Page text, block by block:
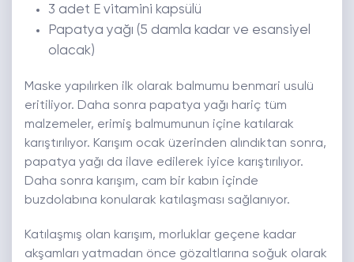
3 adet E vitamini kapsülü
Papatya yağı (5 damla kadar ve esansiyel
olacak)
Maske yapılırken ilk olarak balmumu benmari usulü
eritiliyor. Daha sonra papatya yağı hariç tüm
malzemeler, erimiş balmumunun içine katılarak
karıştırılıyor. Karışım ocak üzerinden alındıktan sonra,
papatya yağı da ilave edilerek iyice karıştırılıyor.
Daha sonra karışım, cam bir kabın içinde
buzdolabına konularak katılaşması sağlanıyor.
Katılaşmış olan karışım, morluklar geçene kadar
akşamları yatmadan önce gözaltlarına soğuk olarak